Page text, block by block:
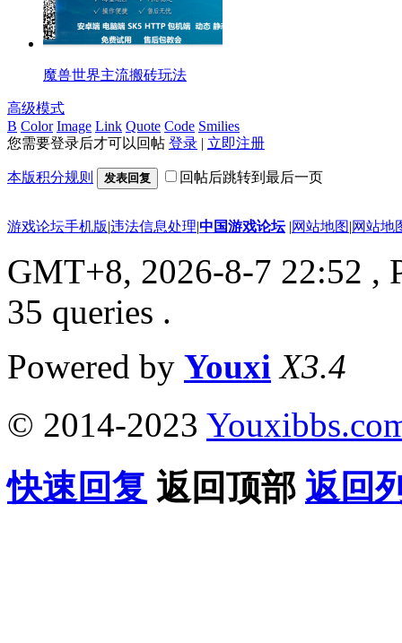
魔兽世界主流搬砖玩法
高级模式
B Color Image Link Quote Code Smilies
您需要登录后才可以回帖 登录 | 立即注册
本版积分规则 发表回复 回帖后跳转到最后一页
游戏论坛手机版|违法信息处理|中国游戏论坛 |网站地图|网站地
GMT+8, 2026-8-7 22:52 ,
35 queries .
Powered by Youxi X3.4
© 2014-2023
快速回复 返回顶部 返回